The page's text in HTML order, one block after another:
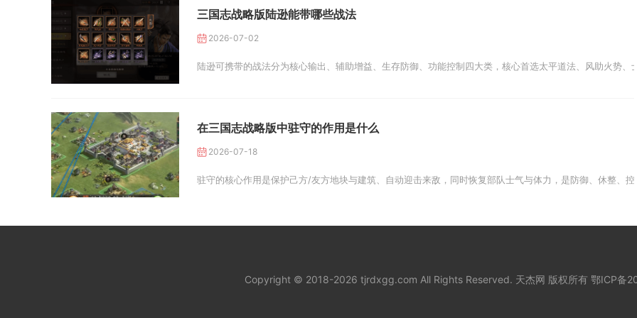
三国志战略版陆逊能带哪些战法
2026-07-02
陆逊可携带的战法分为核心输出、辅助增益、生存防御、功能控制四大类，核心首选太平道法、风助火势
在三国志战略版中驻守的作用是什么
2026-07-18
驻守的核心作用是保护己方/友方地块与建筑、自动迎击来敌，同时恢复部队士气与体力，是防御、休整
Copyright © 2018-2026 tjrdxgg.com All Rights Reserved. 天杰网 版权所有 鄂ICP备